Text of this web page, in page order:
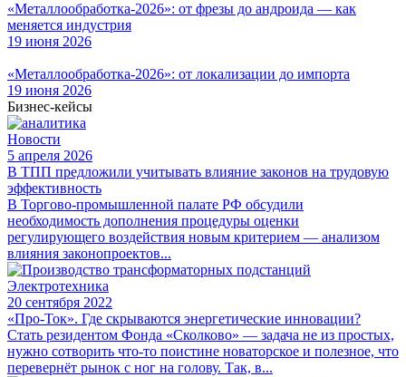
«Металлообработка-2026»: от фрезы до андроида — как
меняется индустрия
19 июня 2026
«Металлообработка-2026»: от локализации до импорта
19 июня 2026
Бизнес-кейсы
Новости
5 апреля 2026
В ТПП предложили учитывать влияние законов на трудовую
эффективность
В Торгово-промышленной палате РФ обсудили
необходимость дополнения процедуры оценки
регулирующего воздействия новым критерием — анализом
влияния законопроектов...
Электротехника
20 сентября 2022
«Про-Ток». Где скрываются энергетические инновации?
Стать резидентом Фонда «Сколково» — задача не из простых,
нужно сотворить что-то поистине новаторское и полезное, что
перевернёт рынок с ног на голову. Так, в...